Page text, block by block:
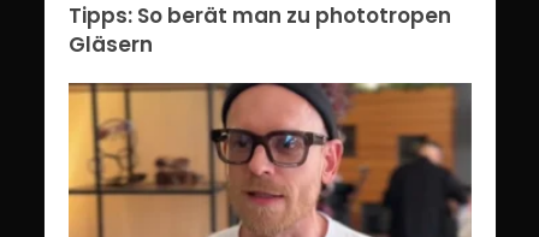
Tipps: So berät man zu phototropen
Gläsern